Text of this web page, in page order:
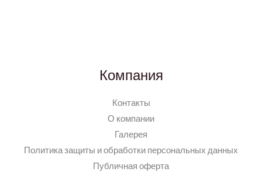
Компания
Контакты
О компании
Галерея
Политика защиты и обработки персональных данных
Публичная оферта